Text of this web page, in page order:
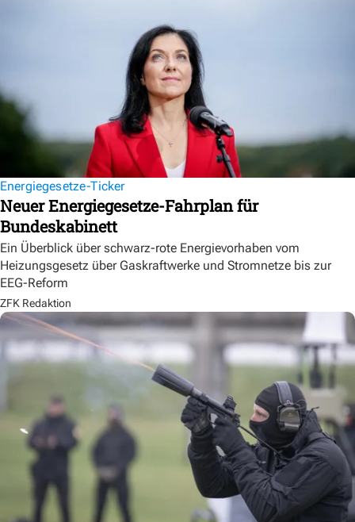
Energiegesetze-Ticker
Neuer Energiegesetze-Fahrplan für
Bundeskabinett
Ein Überblick über schwarz-rote Energievorhaben vom
Heizungsgesetz über Gaskraftwerke und Stromnetze bis zur
EEG-Reform
ZFK Redaktion